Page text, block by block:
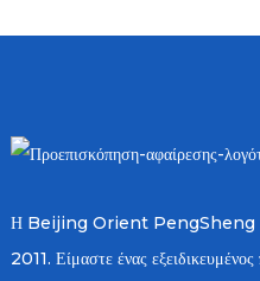
Η Beijing Orient PengSheng
2011. Είμαστε ένας